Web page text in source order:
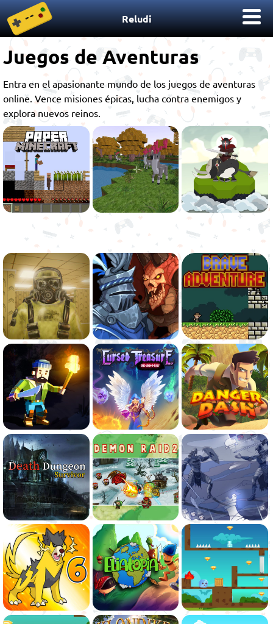
Reludi
Juegos de Aventuras
Entra en el apasionante mundo de los juegos de aventuras
online. Vence misiones épicas, lucha contra enemigos y
explora nuevos reinos.